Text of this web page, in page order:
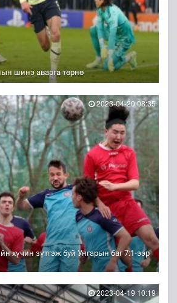
шинэ аварга төрнө
хүчин зүтгэж буй Унгарын баг 7:1-ээр
2023-04-20 08:35
2023-04-19 10:19